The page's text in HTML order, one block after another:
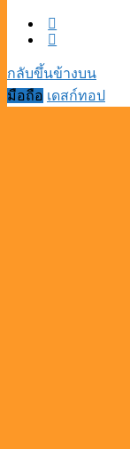
กลับขึ้นข้างบน
มือถือ เดสก์ทอป